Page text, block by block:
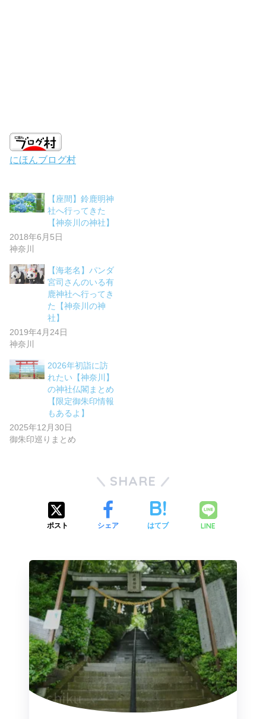
にほんブログ村
【座間】鈴鹿明神
社へ行ってきた
【神奈川の神社】
2018年6月5日
神奈川
【海老名】パンダ
宮司さんのいる有
鹿神社へ行ってき
た【神奈川の神
社】
2019年4月24日
神奈川
2026年初詣に訪
れたい【神奈川】
の神社仏閣まとめ
【限定御朱印情報
もあるよ】
2025年12月30日
御朱印巡りまとめ
SHARE
ポスト シェア はてブ LINE